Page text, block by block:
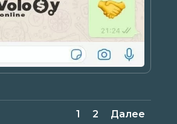
1 2 Далее